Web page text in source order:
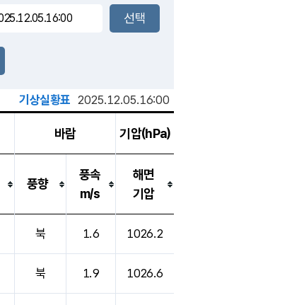
장호원
기상실황표 2025.12.05.16:00
바람 기압(hPa)
풍향
풍속
m/s
해면
기압
북 1.6 1026.2
북 1.9 1026.6